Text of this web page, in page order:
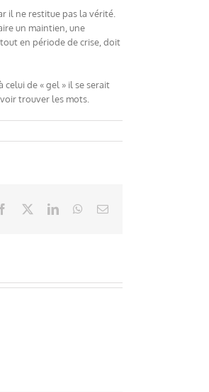
il ne restitue pas la vérité.
un maintien, une
en période de crise, doit
de « gel » il se serait
trouver les mots.
Facebook LinkedInWhatsApp
Email